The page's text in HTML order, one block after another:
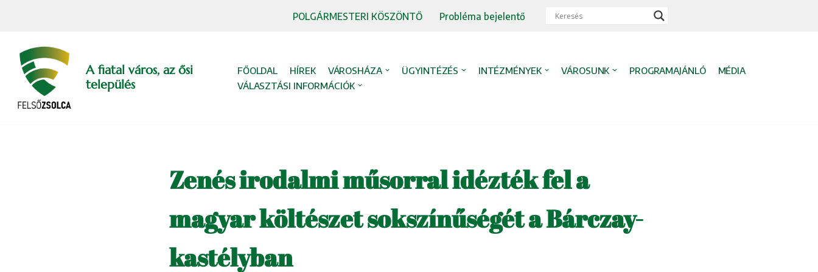
content
POLGÁRMESTERI KÖSZÖNTŐ Probléma bejelentő
A fiatal város, az ősi
település
FŐOLDAL HÍREK VÁROSHÁZA ÜGYINTÉZÉS INTÉZMÉNYEK VÁROSUNK PROGRAMAJÁNLÓ
MÉDIA
VÁLASZTÁSI INFORMÁCIÓK
Zenés irodalmi műsorral idézték fel a
magyar költészet sokszínűségét a Bárczay-
kastélyban